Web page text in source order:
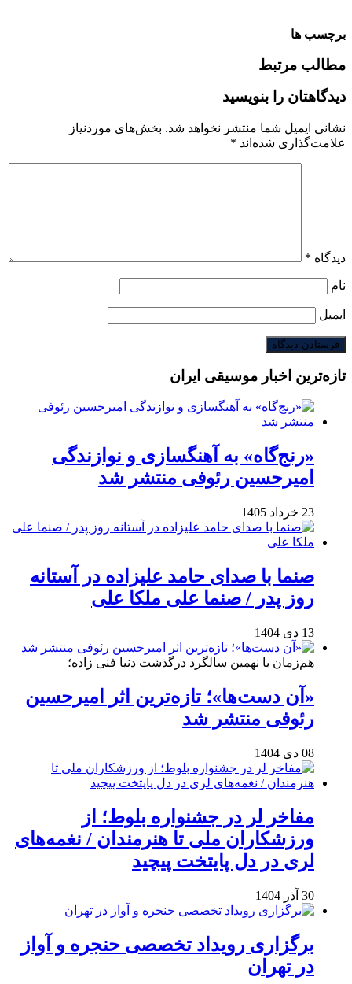
برچسب ها
مطالب مرتبط
دیدگاهتان را بنویسید
نشانی ایمیل شما منتشر نخواهد شد. بخش‌های موردنیاز
علامت‌گذاری شده‌اند *
دیدگاه *
نام
ایمیل
تازه‌ترین اخبار موسیقی ایران
«رنج‌گاه» به آهنگسازی و نوازندگی
امیرحسین رئوفی منتشر شد
23 خرداد 1405
صنما با صدای حامد علیزاده در آستانه
روز پدر / صنما علی ملکا علی
13 دی 1404
هم‌زمان با نهمین سالگرد درگذشت دنیا فنی زاده؛
«آن دست‌ها»؛ تازه‌ترین اثر امیرحسین
رئوفی منتشر شد
08 دی 1404
مفاخر لر در جشنواره بلوط؛ از
ورزشکاران ملی تا هنرمندان / نغمه‌های
لری در دل پایتخت پیچید
30 آذر 1404
برگزاری رویداد تخصصی حنجره و آواز
در تهران